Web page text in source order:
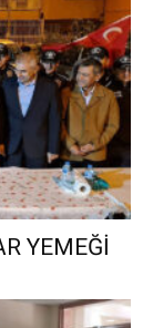
YEMEĞİ